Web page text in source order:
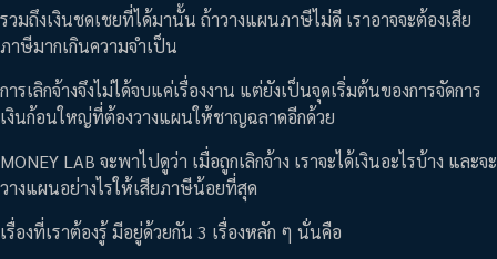
รวมถึงเงินชดเชยที่ได้มานั้น ถ้าวางแผนภาษีไม่ดี เราอาจจะต้องเสีย
ภาษีมากเกินความจำเป็น
การเลิกจ้างจึงไม่ได้จบแค่เรื่องงาน แต่ยังเป็นจุดเริ่มต้นของการจัดการ
เงินก้อนใหญ่ที่ต้องวางแผนให้ชาญฉลาดอีกด้วย
MONEY LAB จะพาไปดูว่า เมื่อถูกเลิกจ้าง เราจะได้เงินอะไรบ้าง และจะ
วางแผนอย่างไรให้เสียภาษีน้อยที่สุด
เรื่องที่เราต้องรู้ มีอยู่ด้วยกัน 3 เรื่องหลัก ๆ นั่นคือ